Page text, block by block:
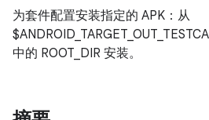
为套件配置安装指定的 APK：从
中的 ROOT_DIR 安装。